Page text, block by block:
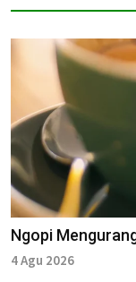
Ngopi
4 Agu 2026